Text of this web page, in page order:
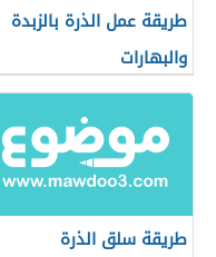
طريقة عمل الذرة بالزبدة
والبهارات
طريقة سلق الذرة